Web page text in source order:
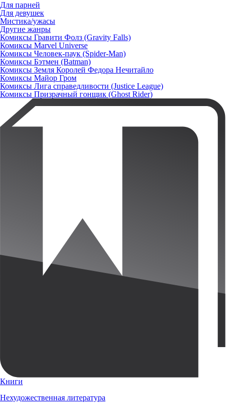
Для парней
Для девушек
Мистика/ужасы
Другие жанры
Комиксы Гравити Фолз (Gravity Falls)
Комиксы Marvel Universe
Комиксы Человек-паук (Spider-Man)
Комиксы Бэтмен (Batman)
Комиксы Земля Королей Федора Нечитайло
Комиксы Майор Гром
Комиксы Лига справедливости (Justice League)
Комиксы Призрачный гонщик (Ghost Rider)
Книги
Нехудожественная литература